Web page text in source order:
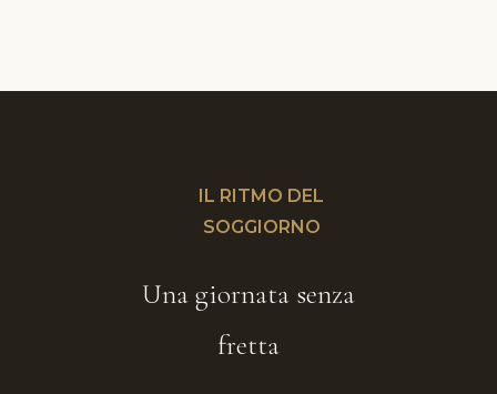
IL RITMO DEL
SOGGIORNO
Una giornata senza
fretta